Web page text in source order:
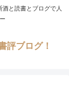
と読書とブログで人
評ブログ！